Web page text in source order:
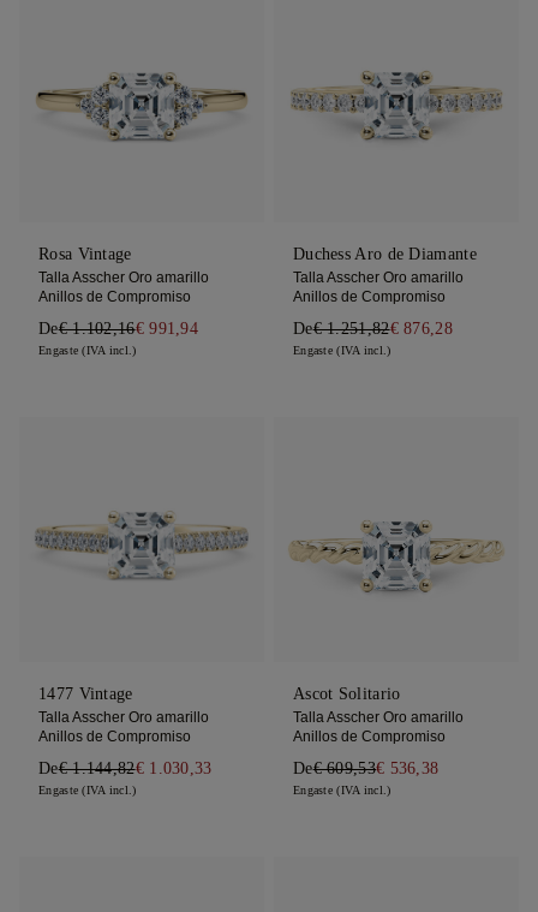
Rosa Vintage
Talla Asscher Oro amarillo
Anillos de Compromiso
De€ 1.102,16€ 991,94
Engaste (IVA incl.)
Duchess Aro de Diamante
Talla Asscher Oro amarillo
Anillos de Compromiso
De€ 1.251,82€ 876,28
Engaste (IVA incl.)
1477 Vintage
Talla Asscher Oro amarillo
Anillos de Compromiso
De€ 1.144,82€ 1.030,33
Engaste (IVA incl.)
Ascot Solitario
Talla Asscher Oro amarillo
Anillos de Compromiso
De€ 609,53€ 536,38
Engaste (IVA incl.)